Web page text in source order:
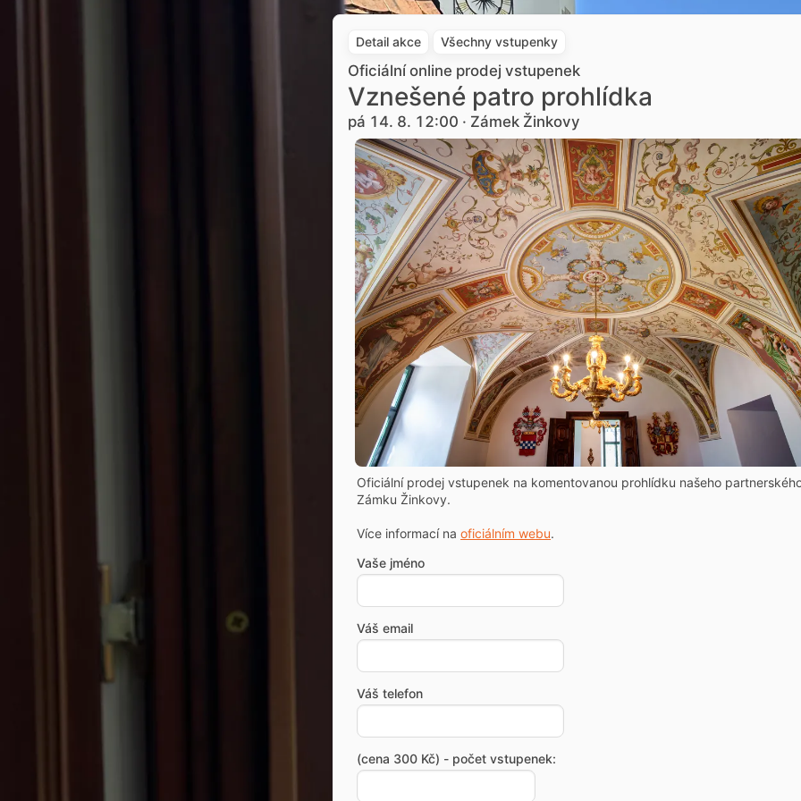
Detail akce Všechny vstupenky
Oficiální online prodej vstupenek
Vznešené patro prohlídka
pá 14. 8. 12:00 · Zámek Žinkovy
Oficiální prodej vstupenek na komentovanou prohlídku našeho
Zámku Žinkovy.
Více informací na oficiálním webu.
Vaše jméno
Váš email
Váš telefon
(cena 300 Kč) - počet vstupenek: